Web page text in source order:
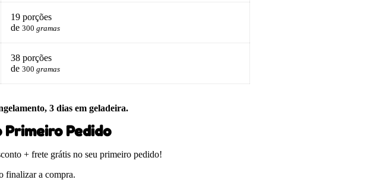
19 porções
de 300 gramas
38 porções
de 300 gramas
3 dias em geladeira.
Pedido
+ frete grátis no seu primeiro pedido!
finalizar a compra.